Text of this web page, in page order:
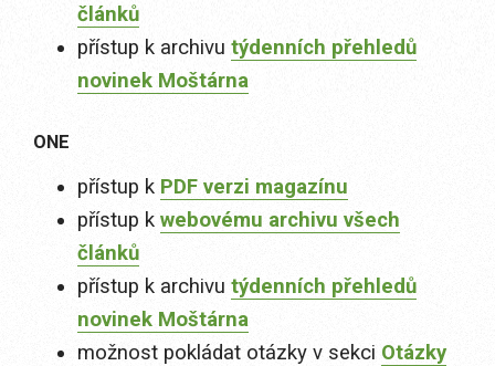
článků
přístup k archivu týdenních přehledů
novinek Moštárna
ONE
přístup k PDF verzi magazínu
přístup k webovému archivu všech
článků
přístup k archivu týdenních přehledů
novinek Moštárna
možnost pokládat otázky v sekci Otázky